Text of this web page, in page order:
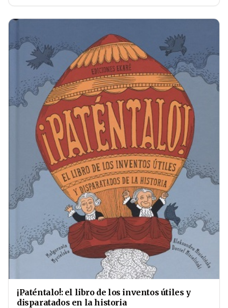
¡Paténtalo!: el libro de los inventos útiles y
disparatados en la historia